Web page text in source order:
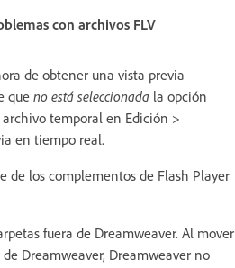
con archivos FLV
de obtener una vista previa
que no está seleccionada la opción
temporal en Edición >
en tiempo real.
de los complementos de Flash Player
fuera de Dreamweaver. Al mover
Dreamweaver, Dreamweaver no